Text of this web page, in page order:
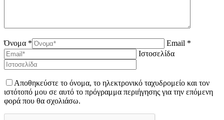
Όνομα *
Email *
Ιστοσελίδα
Αποθηκεύστε το όνομα, το ηλεκτρονικό ταχυδρομείο και τον
ιστότοπό μου σε αυτό το πρόγραμμα περιήγησης για την επόμενη
φορά που θα σχολιάσω.